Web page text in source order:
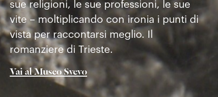
sue religioni, le sue professioni, le sue
vite – moltiplicando con ironia i punti di
vista per raccontarsi meglio. Il
romanziere di Trieste.
Vai al Museo Svevo